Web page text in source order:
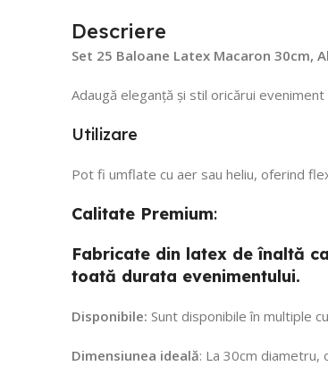
Descriere
Set 25 Baloane Latex Macaron 30cm,
Adaugă eleganță și stil oricărui
Utilizare
Pot fi umflate cu aer sau heliu, oferind
Calitate Premium:
Fabricate din latex de înaltă
toată durata evenimentului.
Disponibile: Sunt disponibile în multiple
Dimensiunea ideală: La 30cm diametru,